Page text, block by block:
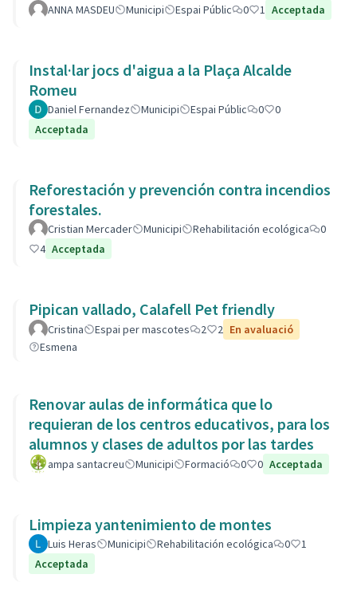
ANNA MASDEU Municipi Espai Públic 0 1 Acceptada
Instal·lar jocs d'aigua a la Plaça Alcalde
Romeu
Daniel Fernandez Municipi Espai Públic 0
0
Acceptada
Reforestación y prevención contra incendios
forestales.
Cristian Mercader Municipi Rehabilitación ecológica
0
4 Acceptada
Pipican vallado, Calafell Pet friendly
Cristina Espai per mascotes 2 2 En avaluació
Esmena
Renovar aulas de informática que lo
requieran de los centros educativos, para los
alumnos y clases de adultos por las tardes
ampa santacreu Municipi Formació 0 0 Acceptada
Limpieza yantenimiento de montes
Luis Heras Municipi Rehabilitación ecológica 0
1
Acceptada